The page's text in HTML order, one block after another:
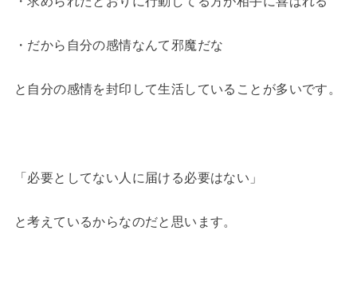
・だから自分の感情なんて邪魔だな
と自分の感情を封印して生活していることが多いです。
「必要としてない人に届ける必要はない」
と考えているからなのだと思います。